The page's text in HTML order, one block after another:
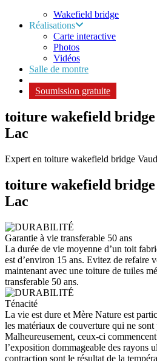
Wakefield bridge
Réalisations
Carte interactive
Photos
Vidéos
Salle de montre
Soumission gratuite
toiture wakefield
Lac
Expert en toiture wakefield bridge
toiture wakefield bridge
Lac
Garantie à vie transferable 50 ans
La durée de vie moyenne d’un toit
est d’environ 15 ans. Evitez de refaire
maintenant avec une toiture de tuiles
transferable 50 ans.
Ténacité
La vie est dure et Mère Nature est
les matériaux de couverture qui ne sont
Malheureusement, ceux-ci
l’exposition dommageable des rayons
contraction sont le résultat de la